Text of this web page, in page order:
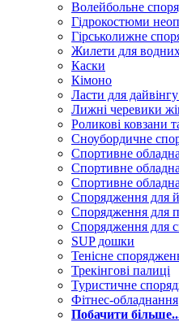
Волейбольне
Гідрокостюми
Гірськолижне
Жилети для
Каски
Кімоно
Ласти для
Лижні черевики
Роликові ковзани
Сноубордичне
Спортивне
Спортивне
Спортивне
Спорядження для
Спорядження для
Спорядження для
SUP дошки
Тенісне
Трекінгові палиці
Туристичне
Фітнес-обладнання
Побачити